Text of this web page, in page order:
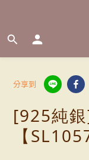
分享到
[925純
【